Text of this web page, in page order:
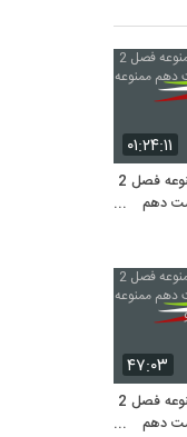
۰۱:۲۴:۱۱
دانلود قسمت 10 ممنوعه فصل 2
دهم
۴۷:۰۳
دانلود قسمت 10 ممنوعه فصل 2
دهم